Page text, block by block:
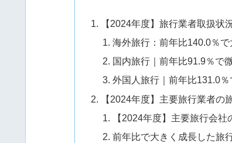
【2024年度】旅行業者取扱
海外旅行：前年比140.0％
国内旅行｜前年比91.9％で
外国人旅行｜前年比131.0
【2024年度】主要旅行業者の
【2024年度】主要旅行会
前年比で大きく成長した旅